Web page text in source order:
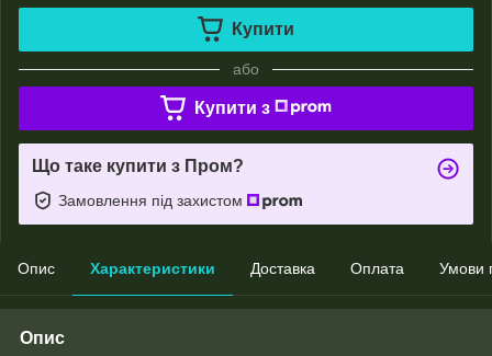
Купити
або
Купити з
Що таке купити з Пром?
Замовлення під захистом
Опис Характеристики Доставка Оплата Умови
Опис